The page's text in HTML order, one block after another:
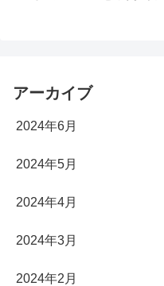
アーカイブ
2024年6月
2024年5月
2024年4月
2024年3月
2024年2月